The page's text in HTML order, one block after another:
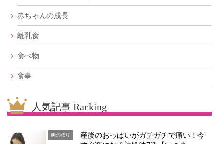
赤ちゃんの成長
離乳食
食べ物
食事
人気記事 Ranking
胸の張り
産後のおっぱいがガチガチで痛い！今